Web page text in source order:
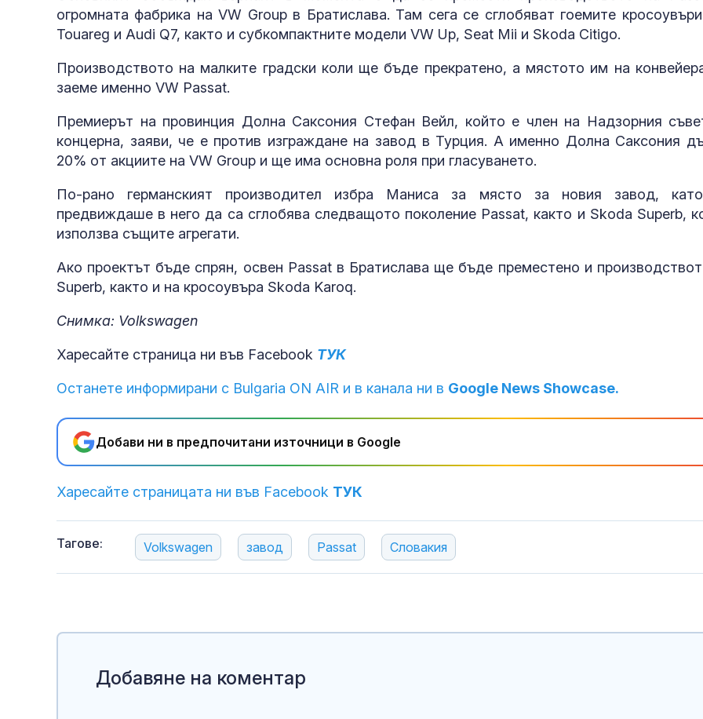
огромната фабрика на VW Group в Братислава. Там сега се сглобяват гоемите
Touareg и Audi Q7, както и субкомпактните модели VW Up, Seat Mii и Skoda Citigo.
Производството на малките градски коли ще бъде прекратено, а мястото им на
заеме именно VW Passat.
Премиерът на провинция Долна Саксония Стефан Вейл, който е член на Надзорния
концерна, заяви, че е против изграждане на завод в Турция. А именно Долна Саксония
20% от акциите на VW Group и ще има основна роля при гласуването.
По-рано германският производител избра Маниса за място за новия завод,
предвиждаше в него да са сглобява следващото поколение Passat, както и Skoda Superb,
използва същите агрегати.
Ако проектът бъде спрян, освен Passat в Братислава ще бъде преместено и
Superb, както и на кросоувъра Skoda Karoq.
Снимка: Volkswagen
Харесайте страница ни във Facebook ТУК
Останете информирани с Bulgaria ON AIR и в канала ни в Google News Showcase.
Добави ни в предпочитани източници в Google
Харесайте страницата ни във Facebook ТУК
Тагове: Volkswagen завод Pаssat Словакия
жегите
отговор на
въздушни
младежите,
Добавяне на коментар